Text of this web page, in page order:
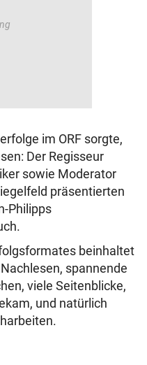
im ORF sorgte,
Der Regisseur
sowie Moderator
präsentierten
Philipps
beinhaltet
spannende
viele Seitenblicke,
und natürlich